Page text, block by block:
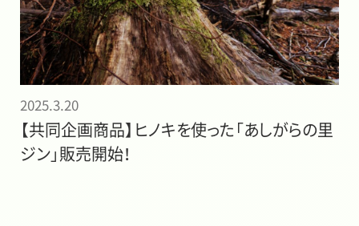
2025.3.20
【共同企画商品】ヒノキを使った「あしがらの里
ジン」販売開始！